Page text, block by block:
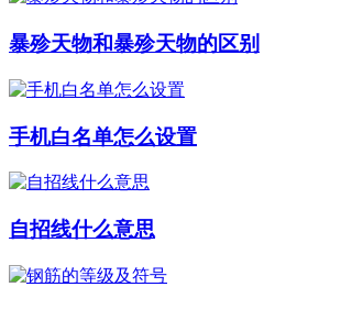
暴殄天物和暴殄天物的区别
手机白名单怎么设置
自招线什么意思